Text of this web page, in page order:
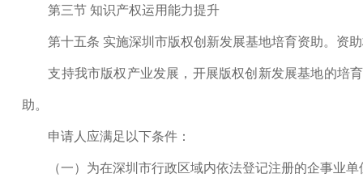
第三节 知识产权运用能力提升
第十五条 实施深圳市版权创新发展基地培育资助。资助
支持我市版权产业发展，开展版权创新发展基地的培育
助。
申请人应满足以下条件：
（一）为在深圳市行政区域内依法登记注册的企事业单